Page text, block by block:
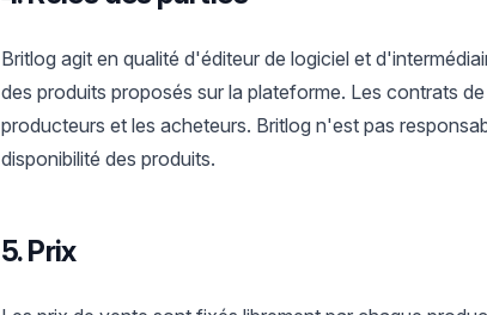
Britlog agit en qualité d'éditeur de logiciel et
des produits proposés sur la plateforme. Les contrats
producteurs et les acheteurs. Britlog n'est pas
disponibilité des produits.
5. Prix